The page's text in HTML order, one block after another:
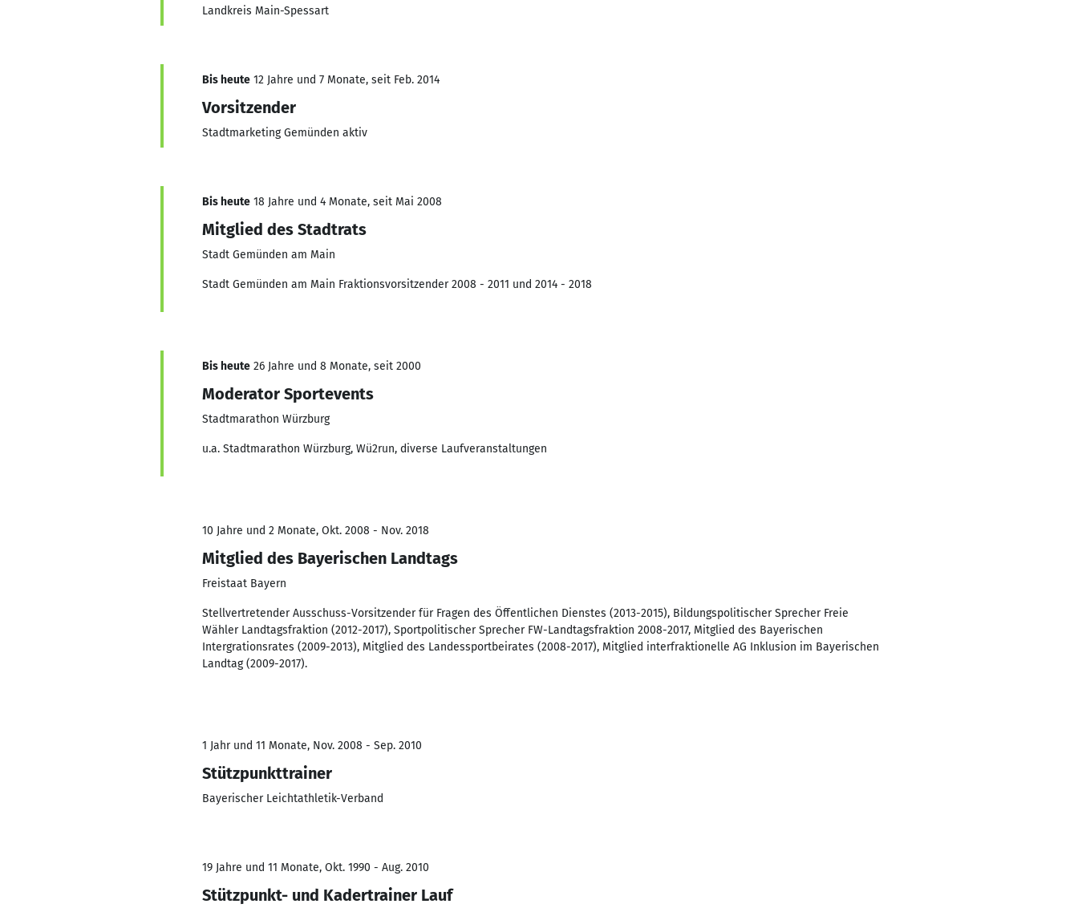
Landkreis Main-Spessart
Bis heute 12 Jahre und 7 Monate, seit Feb. 2014
Vorsitzender
Stadtmarketing Gemünden aktiv
Bis heute 18 Jahre und 4 Monate, seit Mai 2008
Mitglied des Stadtrats
Stadt Gemünden am Main
Stadt Gemünden am Main Fraktionsvorsitzender 2008 - 2011 und 2014 - 2018
Bis heute 26 Jahre und 8 Monate, seit 2000
Moderator Sportevents
Stadtmarathon Würzburg
u.a. Stadtmarathon Würzburg, Wü2run, diverse Laufveranstaltungen
10 Jahre und 2 Monate, Okt. 2008 - Nov. 2018
Mitglied des Bayerischen Landtags
Freistaat Bayern
Stellvertretender Ausschuss-Vorsitzender für Fragen des Öffentlichen Dienstes (2013-2015), Bildungspolitischer Sprecher Freie
Wähler Landtagsfraktion (2012-2017), Sportpolitischer Sprecher FW-Landtagsfraktion 2008-2017, Mitglied des Bayerischen
Intergrationsrates (2009-2013), Mitglied des Landessportbeirates (2008-2017), Mitglied interfraktionelle AG Inklusion im Bayerischen
Landtag (2009-2017).
1 Jahr und 11 Monate, Nov. 2008 - Sep. 2010
Stützpunkttrainer
Bayerischer Leichtathletik-Verband
19 Jahre und 11 Monate, Okt. 1990 - Aug. 2010
Stützpunkt- und Kadertrainer Lauf